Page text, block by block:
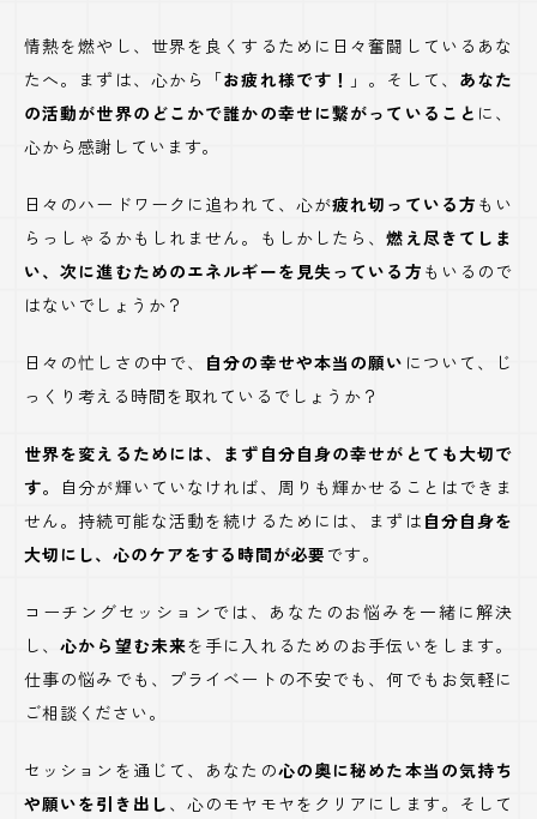
情熱を燃やし、世界を良くするために日々奮闘しているあな
たへ。まずは、心から「お疲れ様です！ 」。そして、 あなた
の活動が世界のどこかで誰かの幸せに繋がっていること に、
心から感謝しています。
日々のハードワークに追われて、心が疲れ切っている方 もい
らっしゃるかもしれません。もしかしたら、燃え尽きてしま
い、次に進むためのエネルギーを見失っている方 もいるので
はないでしょうか？
日々の忙しさの中で、 自分の幸せや本当の願い について、じ
っくり考える時間を取れているでしょうか？
世界を変えるためには、まず自分自身の幸せがとても大切で
す。
自分が輝いていなければ、周りも輝かせることはできま
せん。持続可能な活動を続けるためには、まずは 自分自身を
大切にし、心のケアをする時間が必要 です。
コーチングセッションでは、あなたのお悩みを一緒に解決
し、心から望む未来を手に入れるためのお手伝いをします。
仕事の悩みでも、プライベートの不安でも、何でもお気軽に
ご相談ください。
セッションを通じて、あなたの心の奥に秘めた本当の気持ち
や願いを引き出し 、心のモヤモヤをクリアにします。そして